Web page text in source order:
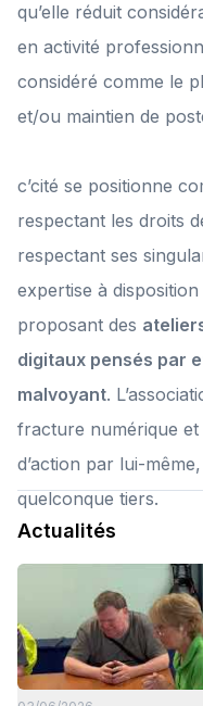
qu’elle réduit
en activité
considéré comme le
et/ou maintien de
c’cité se positionne
respectant les droits
respectant ses
expertise à
proposant des
digitaux pensés par
malvoyant.
fracture numérique
d’action par lui-
quelconque tiers.
Actualités